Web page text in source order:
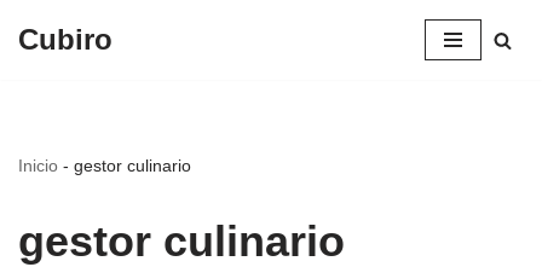
Cubiro
Inicio - gestor culinario
gestor culinario